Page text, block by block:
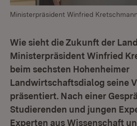
Ministerpräsident Winfried
Wie sieht die Zukunft der
Ministerpräsident Winfried
beim sechsten Hohenheimer
Landwirtschaftsdialog seine
präsentiert. Nach einer
Studierenden und jungen
Experten aus Wissenschaft